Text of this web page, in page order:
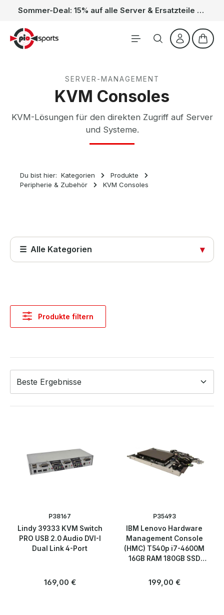
Zum Hauptinhalt springen Sommer-Deal: 15% auf alle Server & Ersatzteile – Kein Code nötig, der Rabatt wird automatisch im Warenkorb abgezogen. Gültig vom 01.06. bis 31.08.
SERVER-MANAGEMENT
KVM Consoles
KVM-Lösungen für den direkten Zugriff auf Server
und Systeme.
Du bist hier: Kategorien
Produkte
Peripherie & Zubehör
KVM Consoles
☰ Alle Kategorien ▾
Produkte
Abdeckungen
Kabel & Adapter
Komponenten & Ersatzteile
Peripherie & Zubehör
Laser Scanner
Multimedia
Produkte filtern
P38167
Lindy 39333 KVM Switch
PRO USB 2.0 Audio DVI-I
Dual Link 4-Port
Regulärer Preis:
169,00 €
P35493
IBM Lenovo Hardware
Management Console
(HMC) T540p i7-4600M
16GB RAM 180GB SSD
Rail Kit 2x PSU 19 Zoll
Kabelmanagement
Regulärer Preis:
199,00 €